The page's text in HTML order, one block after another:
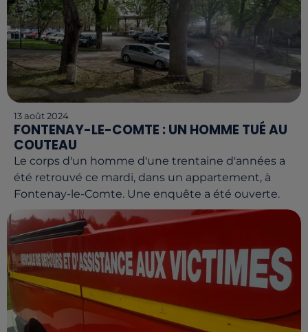
13 août 2024
FONTENAY-LE-COMTE : UN HOMME TUÉ AU
COUTEAU
Le corps d'un homme d'une trentaine d'années a
été retrouvé ce mardi, dans un appartement, à
Fontenay-le-Comte. Une enquête a été ouverte.